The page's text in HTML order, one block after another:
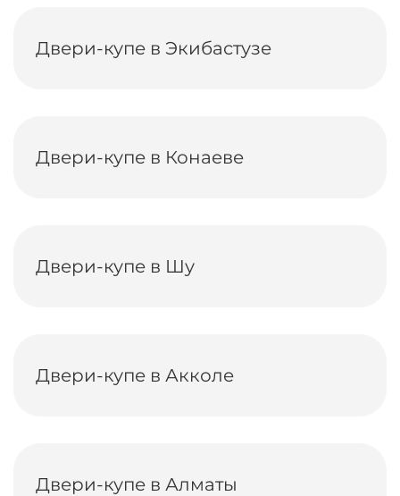
Двери-купе в Экибастузе
Двери-купе в Конаеве
Двери-купе в Шу
Двери-купе в Акколе
Двери-купе в Алматы